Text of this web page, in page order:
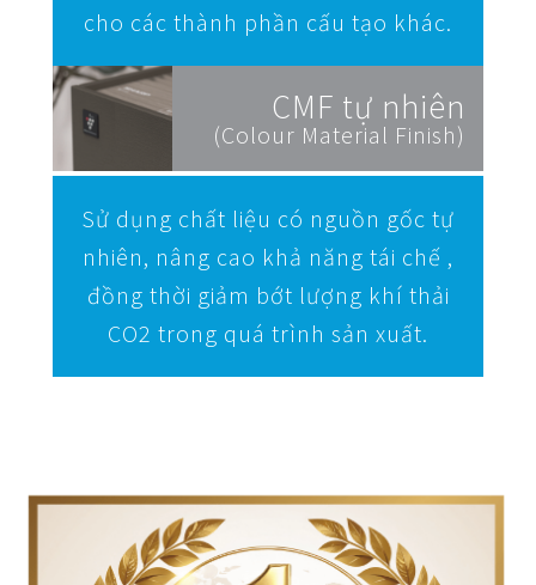
cho các thành phần cấu tạo khác.
CMF tự nhiên
(Colour Material Finish)
Sử dụng chất liệu có nguồn gốc tự
nhiên, nâng cao khả năng tái chế ,
đồng thời giảm bớt lượng khí thải
CO2 trong quá trình sản xuất.